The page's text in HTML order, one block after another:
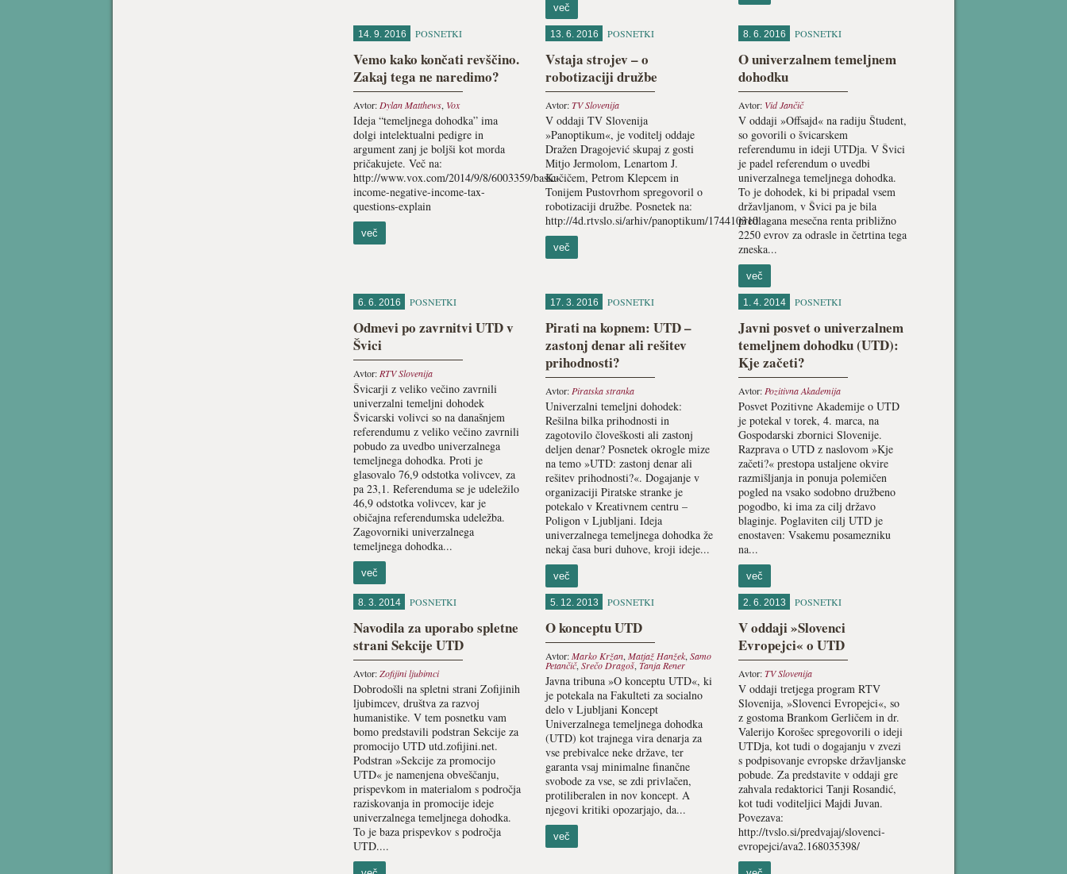
več
14. 9. 2016 POSNETKI
Vemo kako končati revščino.
Zakaj tega ne naredimo?
Avtor: Dylan Matthews, Vox
Ideja “temeljnega dohodka” ima
dolgi intelektualni pedigre in
argument zanj je boljši kot morda
pričakujete. Več na:
http://www.vox.com/2014/9/8/6003359/basic-
income-negative-income-tax-
questions-explain
več
13. 6. 2016 POSNETKI
Vstaja strojev – o
robotizaciji družbe
Avtor:TV Slovenija
V oddaji TV Slovenija
»Panoptikum«, je voditelj oddaje
Dražen Dragojević skupaj z gosti
Mitjo Jermolom, Lenartom J.
Kučičem, Petrom Klepcem in
Tonijem Pustovrhom spregovoril o
robotizaciji družbe. Posnetek na:
http://4d.rtvslo.si/arhiv/panoptikum/174410310
več
8. 6. 2016 POSNETKI
O univerzalnem temeljnem
dohodku
Avtor: Vid Jančič
V oddaji »Offsajd« na radiju Študent,
so govorili o švicarskem
referendumu in ideji UTDja. V Švici
je padel referendum o uvedbi
univerzalnega temeljnega dohodka.
To je dohodek, ki bi pripadal vsem
državljanom, v Švici pa je bila
predlagana mesečna renta približno
2250 evrov za odrasle in četrtina tega
zneska...
več
6. 6. 2016 POSNETKI
Odmevi po zavrnitvi UTD v
Švici
Avtor: RTV Slovenija
Švicarji z veliko večino zavrnili
univerzalni temeljni dohodek
Švicarski volivci so na današnjem
referendumu z veliko večino zavrnili
pobudo za uvedbo univerzalnega
temeljnega dohodka. Proti je
glasovalo 76,9 odstotka volivcev, za
pa 23,1. Referenduma se je udeležilo
46,9 odstotka volivcev, kar je
običajna referendumska udeležba.
Zagovorniki univerzalnega
temeljnega dohodka...
več
17. 3. 2016 POSNETKI
Pirati na kopnem: UTD –
zastonj denar ali rešitev
prihodnosti?
Avtor: Piratska stranka
Univerzalni temeljni dohodek:
Rešilna bilka prihodnosti in
zagotovilo človeškosti ali zastonj
deljen denar? Posnetek okrogle mize
na temo »UTD: zastonj denar ali
rešitev prihodnosti?«. Dogajanje v
organizaciji Piratske stranke je
potekalo v Kreativnem centru –
Poligon v Ljubljani. Ideja
univerzalnega temeljnega dohodka že
nekaj časa buri duhove, kroji ideje...
več
1. 4. 2014 POSNETKI
Javni posvet o univerzalnem
temeljnem dohodku (UTD):
Kje začeti?
Avtor: Pozitivna Akademija
Posvet Pozitivne Akademije o UTD
je potekal v torek, 4. marca, na
Gospodarski zbornici Slovenije.
Razprava o UTD z naslovom »Kje
začeti?« prestopa ustaljene okvire
razmišljanja in ponuja polemičen
pogled na vsako sodobno družbeno
pogodbo, ki ima za cilj državo
blaginje. Poglaviten cilj UTD je
enostaven: Vsakemu posamezniku
na...
več
8. 3. 2014 POSNETKI
Navodila za uporabo spletne
strani Sekcije UTD
Avtor:Zofijini ljubimci
Dobrodošli na spletni strani Zofijinih
ljubimcev, društva za razvoj
humanistike. V tem posnetku vam
bomo predstavili podstran Sekcije za
promocijo UTD utd.zofijini.net.
Podstran »Sekcije za promocijo
UTD« je namenjena obveščanju,
prispevkom in materialom s področja
raziskovanja in promocije ideje
univerzalnega temeljnega dohodka.
To je baza prispevkov s področja
UTD....
5. 12. 2013 POSNETKI
O konceptu UTD
Avtor:Marko Kržan, Matjaž Hanžek, Samo
Petančič, Srečo Dragoš, Tanja Rener
Javna tribuna »O konceptu UTD«, ki
je potekala na Fakulteti za socialno
delo v Ljubljani Koncept
Univerzalnega temeljnega dohodka
(UTD) kot trajnega vira denarja za
vse prebivalce neke države, ter
garanta vsaj minimalne finančne
svobode za vse, se zdi privlačen,
protiliberalen in nov koncept. A
njegovi kritiki opozarjajo, da...
več
2. 6. 2013 POSNETKI
V oddaji »Slovenci
Evropejci« o UTD
Avtor:TV Slovenija
V oddaji tretjega program RTV
Slovenija, »Slovenci Evropejci«, so
z gostoma Brankom Gerličem in dr.
Valerijo Korošec spregovorili o ideji
UTDja, kot tudi o dogajanju v zvezi
s podpisovanje evropske državljanske
pobude. Za predstavite v oddaji gre
zahvala redaktorici Tanji Rosandić,
kot tudi voditeljici Majdi Juvan.
Povezava:
http://tvslo.si/predvajaj/slovenci-
evropejci/ava2.168035398/